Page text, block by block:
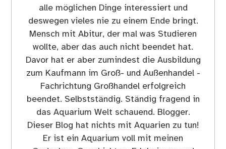
alle möglichen Dinge interessiert und
deswegen vieles nie zu einem Ende bringt.
Mensch mit Abitur, der mal was Studieren
wollte, aber das auch nicht beendet hat.
Davor hat er aber zumindest die Ausbildung
zum Kaufmann im Groß- und Außenhandel -
Fachrichtung Großhandel erfolgreich
beendet. Selbstständig. Ständig fragend in
das Aquarium Welt schauend. Blogger.
Dieser Blog hat nichts mit Aquarien zu tun!
Er ist ein Aquarium voll mit meinen